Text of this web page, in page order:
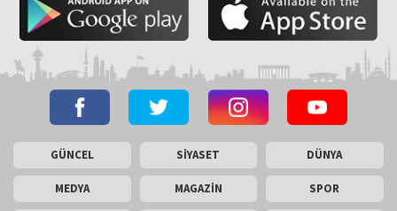
GÜNCEL SİYASET DÜNYA
MEDYA MAGAZİN SPOR